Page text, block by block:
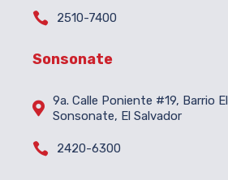
 2510-7400
Sonsonate
 9a. Calle Poniente #19, Barrio
Sonsonate, El Salvador
 2420-6300